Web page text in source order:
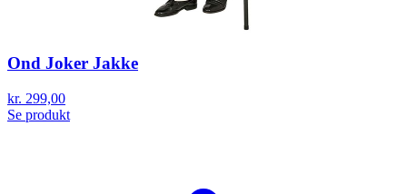
Ond Joker Jakke
kr. 299,00
Se produkt